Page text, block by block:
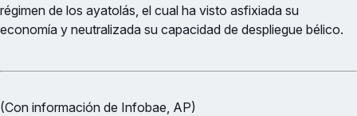
régimen de los ayatolás, el cual ha visto asfixiada su
economía y neutralizada su capacidad de despliegue bélico.
(Con información de Infobae, AP)